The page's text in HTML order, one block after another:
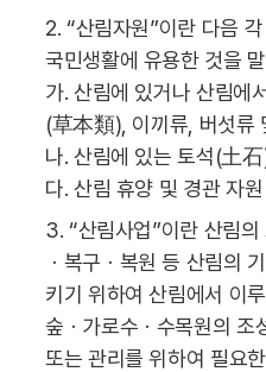
2. “산림자원”이란 다음
국민생활에 유용한 것을
가. 산림에 있거나 산림에
(草本類), 이끼류, 버섯류
나. 산림에 있는 토석(土
다. 산림 휴양 및 경관 자원
3. “산림사업”이란 산림
ㆍ복구ㆍ복원 등 산림의
키기 위하여 산림에서 이
숲ㆍ가로수ㆍ수목원의 조
또는 관리를 위하여 필요